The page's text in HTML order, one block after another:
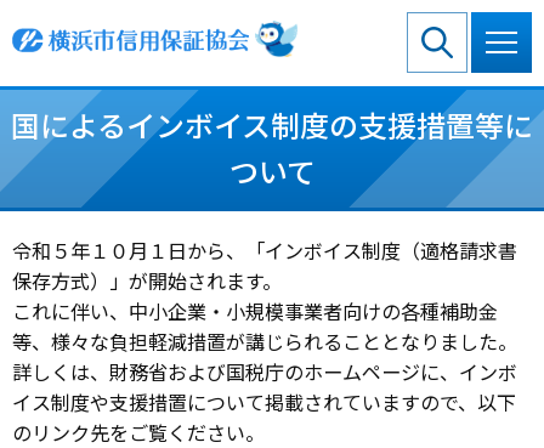
ロ
バ
ル
ナ
ビ
シ
ョ
ン
へ
文ー
ル
ナ
ビ
ゲ
ョ
ン
へ
ッ
ー
へ国によるインボイス制度の支援措置等に
ついて
令和５年１０月１日から、「インボイス制度（適格請求書
保存方式）」が開始されます。
これに伴い、中小企業・小規模事業者向けの各種補助金
等、様々な負担軽減措置が講じられることとなりました。
詳しくは、財務省および国税庁のホームページに、インボ
イス制度や支援措置について掲載されていますので、以下
のリンク先をご覧ください。